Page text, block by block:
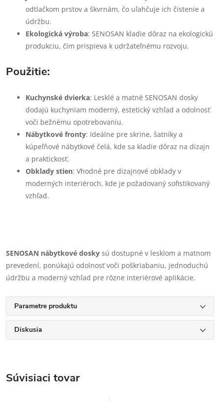
odtlačkom prstov a škvrnám, čo uľahčuje ich čistenie a
údržbu.
Ekologická výroba: SENOSAN kladie dôraz na ekologickú
produkciu, čím prispieva k udržateľnému rozvoju.
Použitie:
Kuchynské dvierka: Lesklé a matné SENOSAN dosky
dodajú kuchyniam moderný, estetický vzhľad a odolnosť
voči bežnému opotrebovaniu.
Nábytkové fronty: Ideálne pre skrine, šatníky a
kúpeľňové nábytkové čelá, kde sa kladie dôraz na dizajn
a praktickosť.
Obklady stien: Vhodné pre dizajnové obklady v
moderných interiéroch, kde je požadovaný sofistikovaný
vzhľad.
SENOSAN nábytkové dosky sú dostupné v lesklom a matnom
prevedení, ponúkajú odolnosť voči poškriabaniu, jednoduchú
údržbu a moderný vzhľad pre rôzne interiérové aplikácie.
Parametre produktu
Diskusia
Súvisiaci tovar